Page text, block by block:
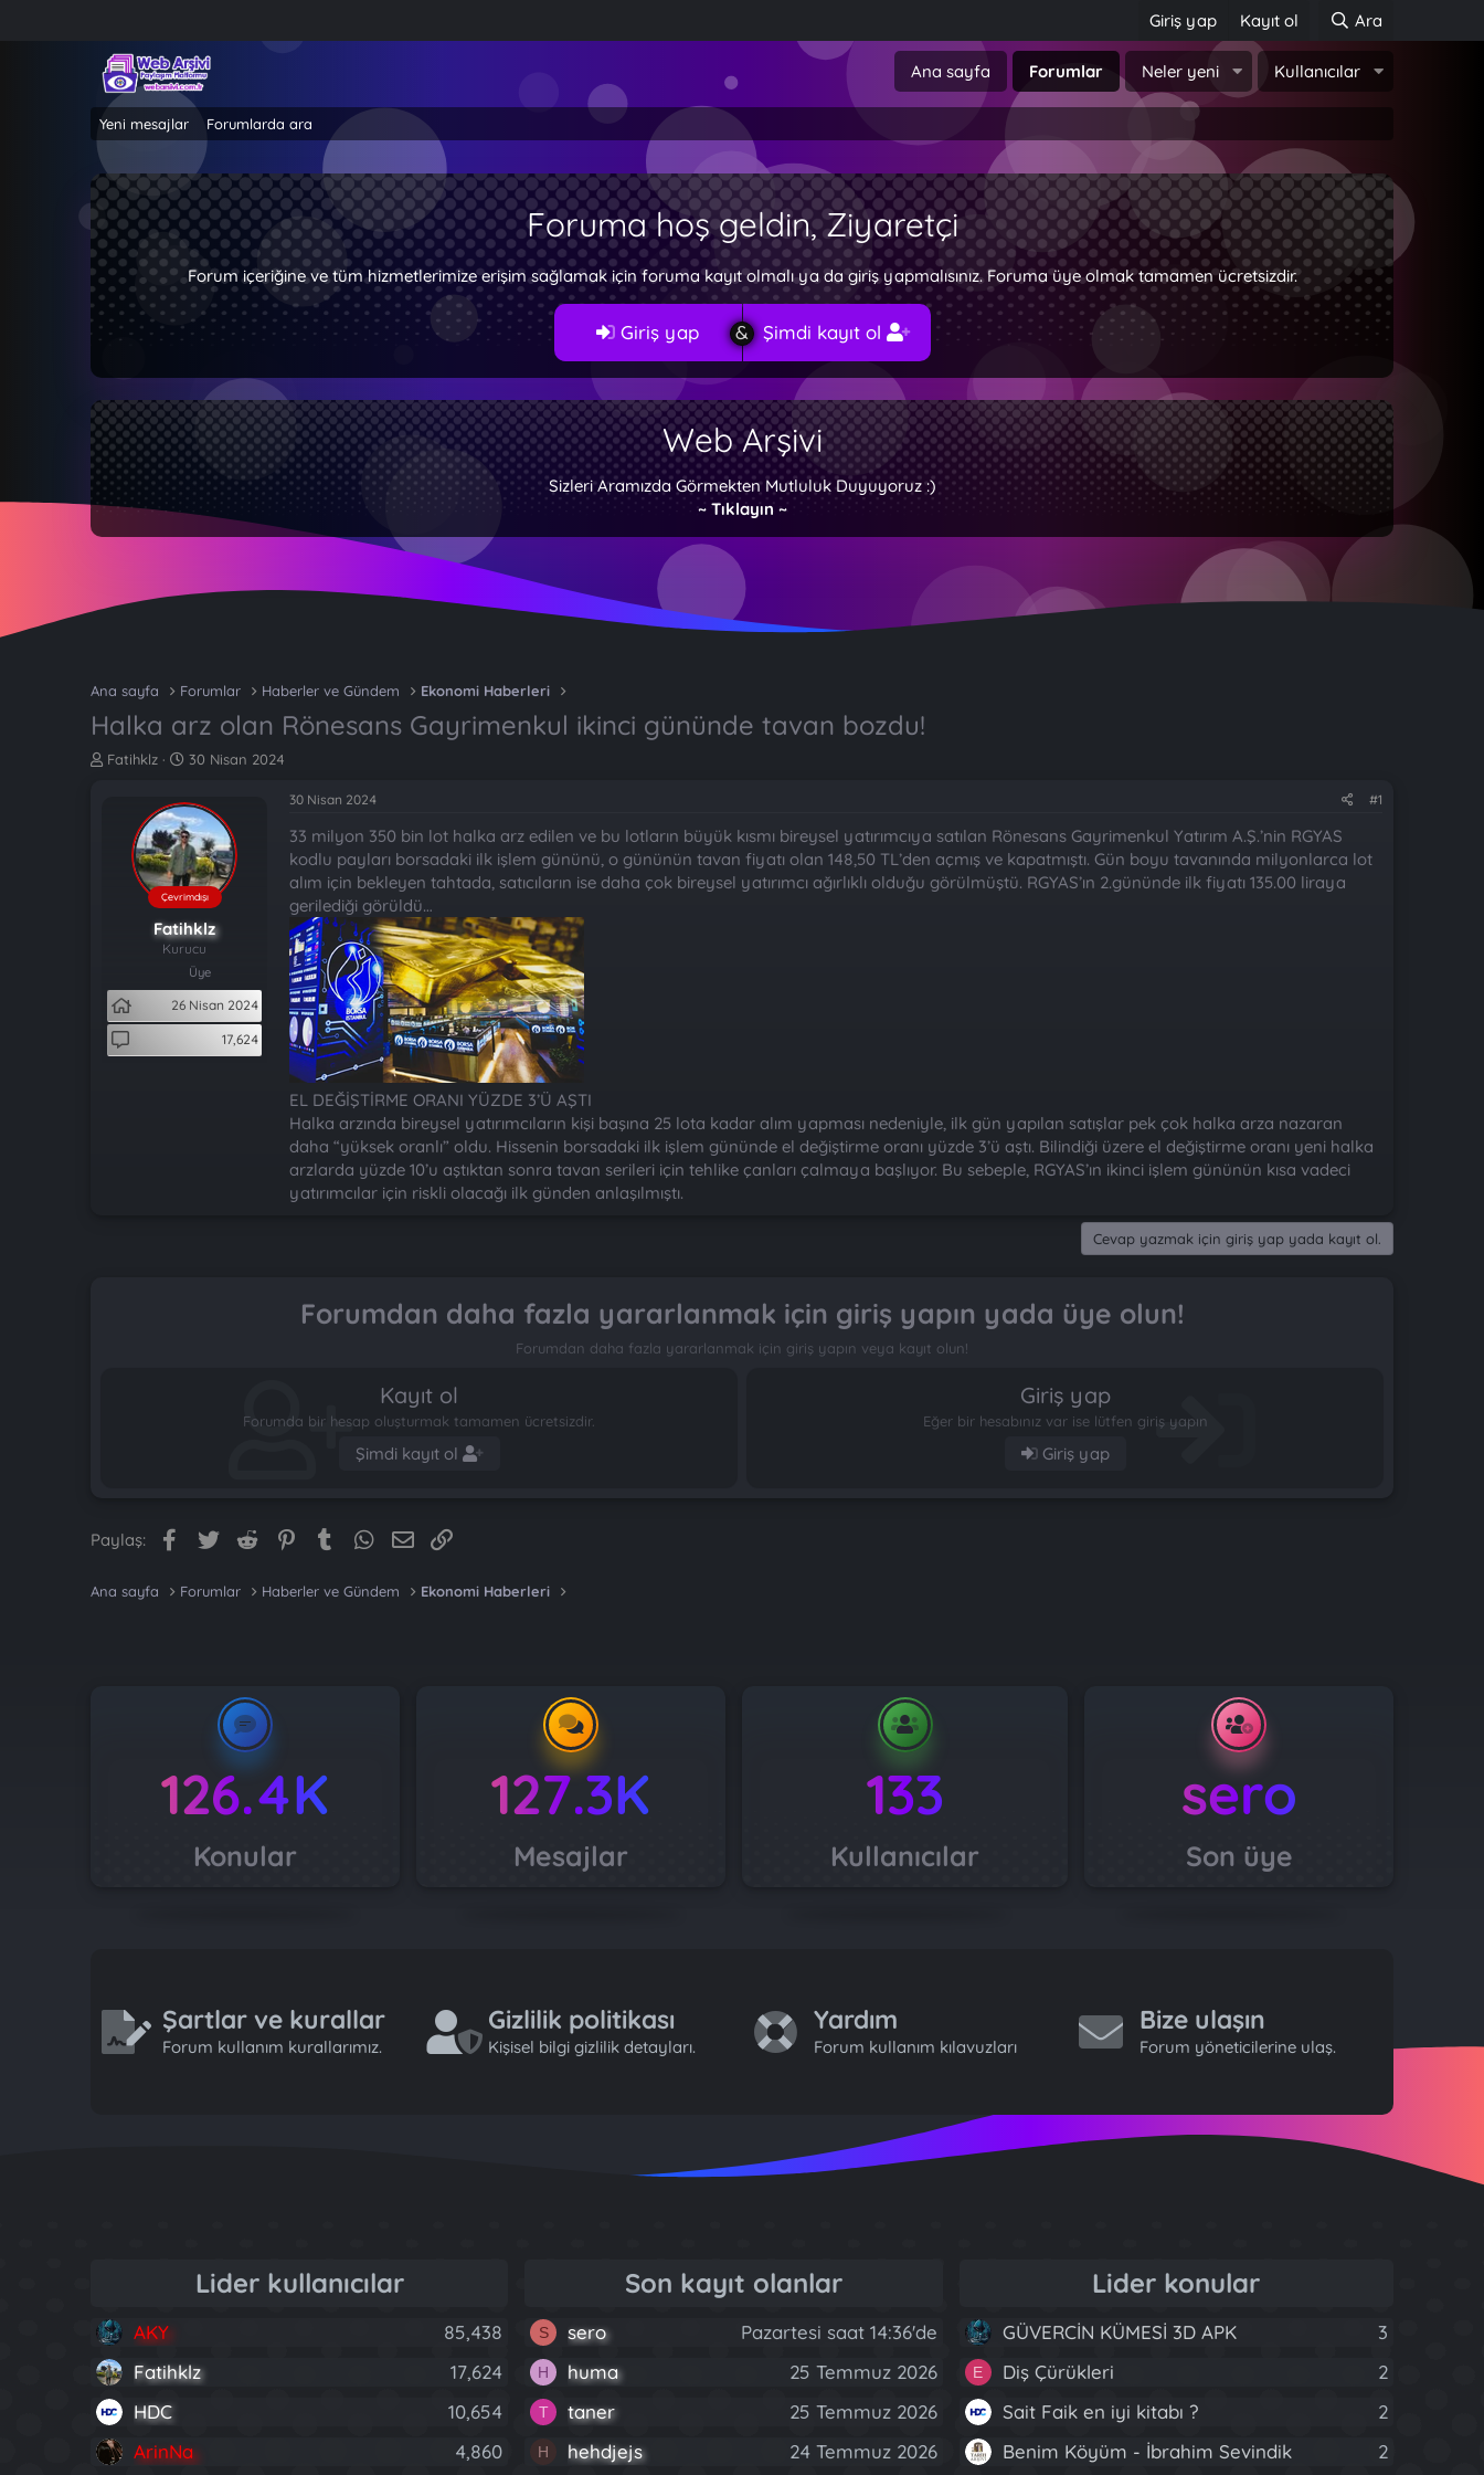
Giriş yap Kayıt ol Ara
Ana sayfa Forumlar Neler yeni Kullanıcılar
Yeni mesajlar Forumlarda ara
Foruma hoş geldin, Ziyaretçi
Forum içeriğine ve tüm hizmetlerimize erişim sağlamak için foruma kayıt olmalı ya da giriş yapmalısınız. Foruma üye olmak tamamen ücretsizdir.
Giriş yap Şimdi kayıt ol
Web Arşivi
Sizleri Aramızda Görmekten Mutluluk Duyuyoruz :)
~ Tıklayın ~
Ana sayfa Forumlar Haberler ve Gündem Ekonomi Haberleri
Halka arz olan Rönesans Gayrimenkul ikinci gününde tavan bozdu!
K
t
a
n
Fatihklz
B
l
a
n
g
ı
t
a
r
i
30 Nisan 2024
Çevrimdışı
Fatihklz
Kurucu
Üye
26 Nisan 2024
17,624
30 Nisan 2024 #1
33 milyon 350 bin lot halka arz edilen ve bu lotların büyük kısmı bireysel yatırımcıya satılan Rönesans Gayrimenkul Yatırım A.Ş.’nin RGYAS
kodlu payları borsadaki ilk işlem gününü, o gününün tavan fiyatı olan 148,50 TL’den açmış ve kapatmıştı. Gün boyu tavanında milyonlarca lot
alım için bekleyen tahtada, satıcıların ise daha çok bireysel yatırımcı ağırlıklı olduğu görülmüştü. RGYAS’ın 2.gününde ilk fiyatı 135.00 liraya
gerilediği görüldü…
EL DEĞİŞTİRME ORANI YÜZDE 3’Ü AŞTI
Halka arzında bireysel yatırımcıların kişi başına 25 lota kadar alım yapması nedeniyle, ilk gün yapılan satışlar pek çok halka arza nazaran
daha “yüksek oranlı” oldu. Hissenin borsadaki ilk işlem gününde el değiştirme oranı yüzde 3’ü aştı. Bilindiği üzere el değiştirme oranı yeni halka
arzlarda yüzde 10’u aştıktan sonra tavan serileri için tehlike çanları çalmaya başlıyor. Bu sebeple, RGYAS’ın ikinci işlem gününün kısa vadeci
yatırımcılar için riskli olacağı ilk günden anlaşılmıştı.
Cevap yazmak için giriş yap yada kayıt ol.
Forumdan daha fazla yararlanmak için giriş yapın yada üye olun!
Forumdan daha fazla yararlanmak için giriş yapın veya kayıt olun!
Kayıt ol
Forumda bir hesap oluşturmak tamamen ücretsizdir.
Şimdi kayıt ol
Giriş yap
Eğer bir hesabınız var ise lütfen giriş yapın
Giriş yap
Paylaş: Facebook
Twitter Reddit PinterestTumblrWhatsApp
E-posta
Ana sayfa Forumlar Haberler ve Gündem Ekonomi Haberleri
126.4K
Konular
127.3K
Mesajlar
133
Kullanıcılar
sero
Son üye
Şartlar ve kurallar
Forum kullanım kurallarımız.
Gizlilik politikası
Kişisel bilgi gizlilik detayları.
Yardım
Forum kullanım kılavuzları
Bize ulaşın
Forum yöneticilerine ulaş.
Lider kullanıcılar
AKY
85,438
Fatihklz
17,624
HDC
10,654
ArinNa
4,860
Son kayıt olanlar
S sero Pazartesi saat 14:36'de
H huma 25 Temmuz 2026
T taner 25 Temmuz 2026
H hehdjejs 24 Temmuz 2026
Lider konular
GÜVERCİN KÜMESİ 3D APK 3
E Diş Çürükleri
2
Sait Faik en iyi kitabı ?
2
Benim Köyüm - İbrahim Sevindik
2